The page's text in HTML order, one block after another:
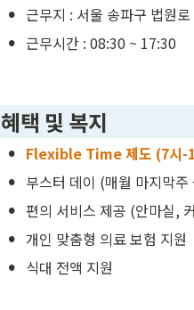
• 근무지 : 서울 송파구 법원
• 근무시간 : 08:30 ~ 17:30
혜택 및 복지
• Flexible Time 제도 (7시-
• 부스터 데이 (매월 마지막
• 편의 서비스 제공 (안마실,
• 개인 맞춤형 의료 보험 지원
• 식대 전액 지원